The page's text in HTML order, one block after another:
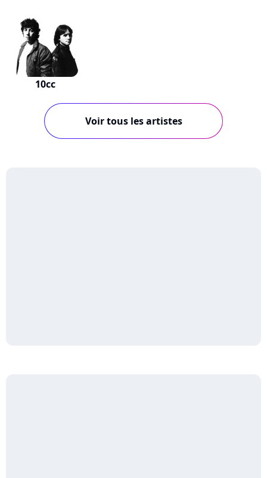
10cc
Voir tous les artistes